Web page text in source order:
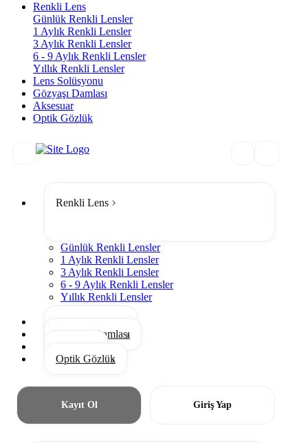
Renkli Lens
Günlük Renkli Lensler
1 Aylık Renkli Lensler
3 Aylık Renkli Lensler
6 - 9 Aylık Renkli Lensler
Yıllık Renkli Lensler
Lens Solüsyonu
Gözyaşı Damlası
Aksesuar
Optik Gözlük
Renkli Lens
Günlük Renkli Lensler
1 Aylık Renkli Lensler
3 Aylık Renkli Lensler
6 - 9 Aylık Renkli Lensler
Yıllık Renkli Lensler
Gözyaşı Damlası
Optik Gözlük
Kayıt Ol Giriş Yap